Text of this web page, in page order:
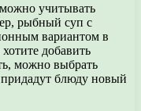
учитывать
рыбный суп с
вариантом в
добавить
можно выбрать
блюду новый